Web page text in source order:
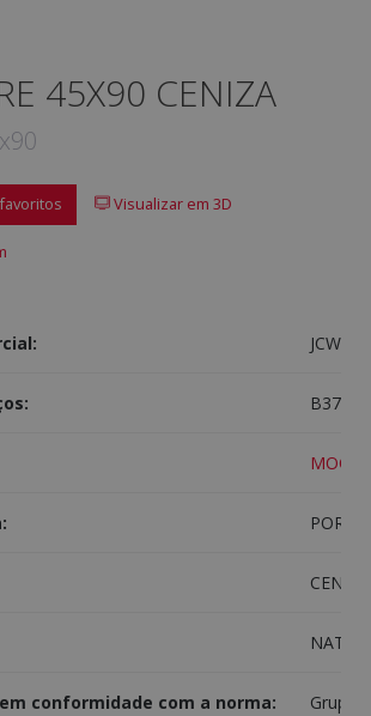
45X90 CENIZA
Visualizar em 3D
JCW713
B370
MOON
CENIZA
conformidade com a norma: Grupo